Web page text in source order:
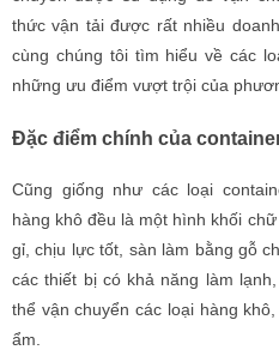
thức vận tải được rất nhiều
cùng chúng tôi tìm hiểu về các
những ưu điểm vượt trội của
Đặc điểm chính của
Cũng giống như các loại
hàng khô đều là một hình khối
gỉ, chịu lực tốt, sàn làm bằng gỗ
các thiết bị có khả năng làm
thể vận chuyển các loại hàng
ẩm.